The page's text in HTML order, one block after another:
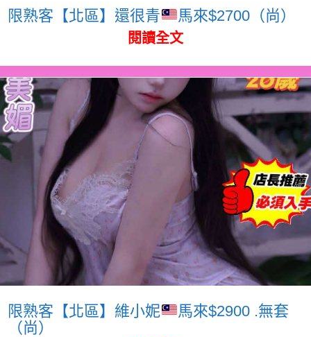
限熟客【北區】還很青 馬來$2700（尚）
閱讀全文
限熟客【北區】維小妮
馬來$2900 .無套
（尚）